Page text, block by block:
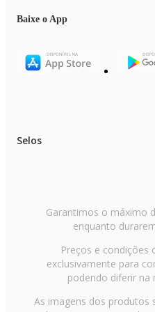
Baixe o App
Selos
Garantimos o máximo
enquanto
Preços e condições
exclusivamente para
podendo diferir na
As imagens dos produtos